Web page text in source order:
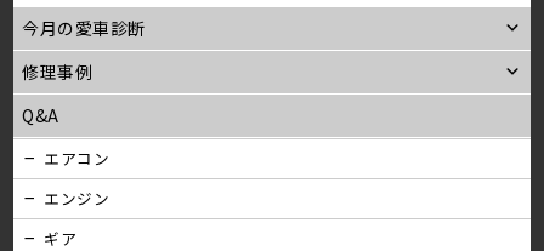
今月の愛車診断
修理事例
Q&A
エアコン
エンジン
ギア